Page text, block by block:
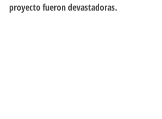
proyecto fueron devastadoras.